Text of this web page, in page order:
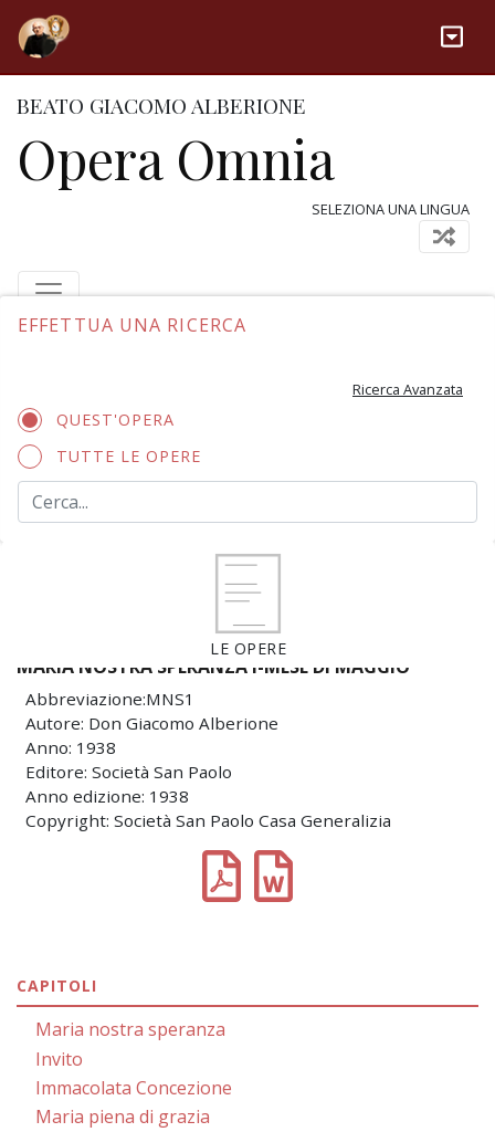
BEATO GIACOMO ALBERIONE
Opera Omnia
SELEZIONA UNA LINGUA
EFFETTUA UNA RICERCA
Ricerca Avanzata
QUEST'OPERA
TUTTE LE OPERE
LE OPERE
MARIA NOSTRA SPERANZA I-MESE DI MAGGIO
Abbreviazione:MNS1
Autore: Don Giacomo Alberione
Anno: 1938
Editore: Società San Paolo
Anno edizione: 1938
Copyright: Società San Paolo Casa Generalizia
CAPITOLI
Maria nostra speranza
Invito
Immacolata Concezione
Maria piena di grazia